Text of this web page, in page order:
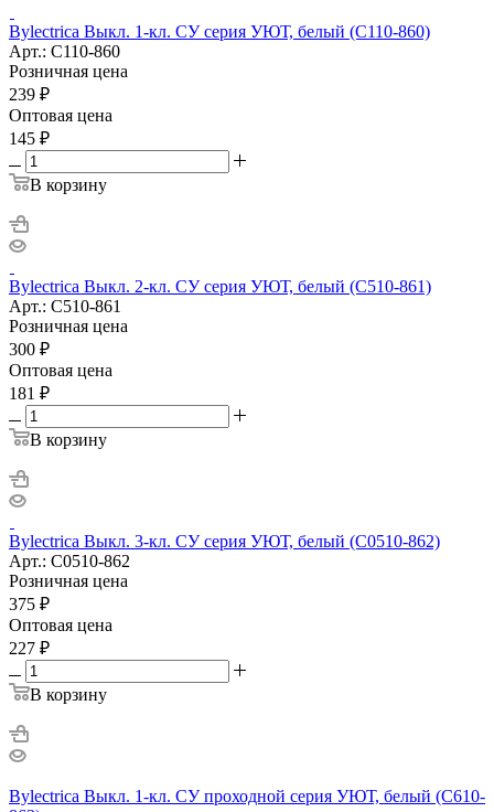
Bylectrica Выкл. 1-кл. СУ серия УЮТ, белый (С110-860)
Арт.: С110-860
Розничная цена
239 ₽
Оптовая цена
145 ₽
В корзину
Bylectrica Выкл. 2-кл. СУ серия УЮТ, белый (С510-861)
Арт.: С510-861
Розничная цена
300 ₽
Оптовая цена
181 ₽
В корзину
Bylectrica Выкл. 3-кл. СУ серия УЮТ, белый (С0510-862)
Арт.: С0510-862
Розничная цена
375 ₽
Оптовая цена
227 ₽
В корзину
Bylectrica Выкл. 1-кл. СУ проходной серия УЮТ, белый (С610-